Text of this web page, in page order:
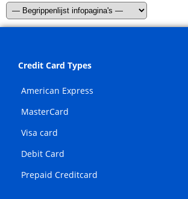
Credit Card Types
American Express
MasterCard
Visa card
Debit Card
Prepaid Creditcard